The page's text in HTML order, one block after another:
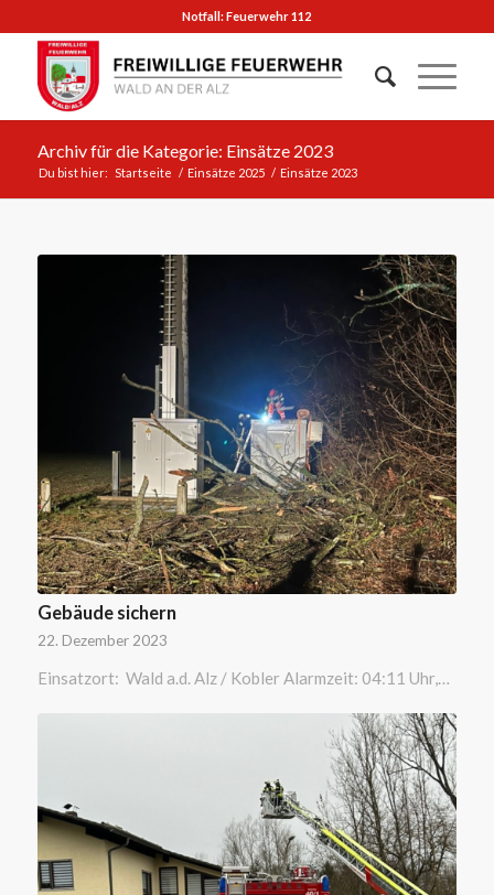
Notfall: Feuerwehr 112
Archiv für die Kategorie: Einsätze 2023
Du bist hier: Startseite / Einsätze 2025 / Einsätze 2023
Gebäude sichern
22. Dezember 2023
Einsatzort: Wald a.d. Alz / Kobler Alarmzeit: 04:11 Uhr,…